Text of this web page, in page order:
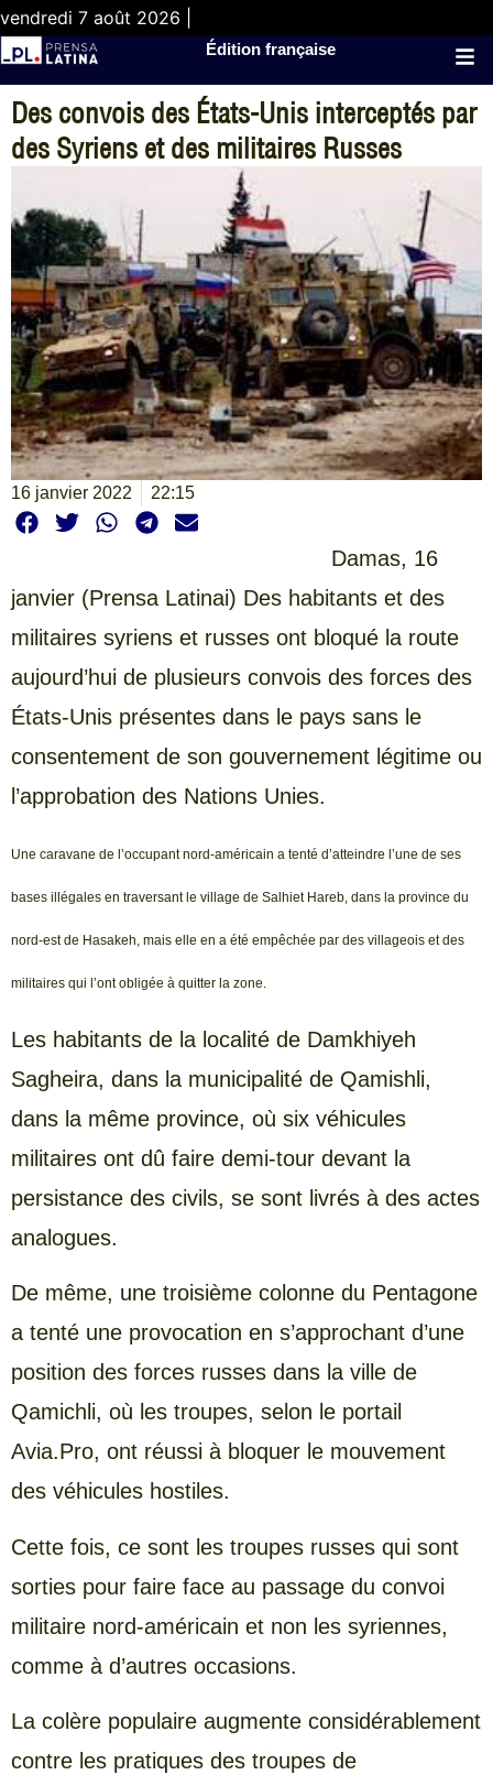
vendredi 7 août 2026 |
Édition française
Des convois des États-Unis interceptés par
des Syriens et des militaires Russes
16 janvier 2022 22:15
Damas, 16
janvier (Prensa Latinai) Des habitants et des
militaires syriens et russes ont bloqué la route
aujourd’hui de plusieurs convois des forces des
États-Unis présentes dans le pays sans le
consentement de son gouvernement légitime ou
l’approbation des Nations Unies.
Une caravane de l’occupant nord-américain a tenté d’atteindre l’une de ses
bases illégales en traversant le village de Salhiet Hareb, dans la province du
nord-est de Hasakeh, mais elle en a été empêchée par des villageois et des
militaires qui l’ont obligée à quitter la zone.
Les habitants de la localité de Damkhiyeh
Sagheira, dans la municipalité de Qamishli,
dans la même province, où six véhicules
militaires ont dû faire demi-tour devant la
persistance des civils, se sont livrés à des actes
analogues.
De même, une troisième colonne du Pentagone
a tenté une provocation en s’approchant d’une
position des forces russes dans la ville de
Qamichli, où les troupes, selon le portail
Avia.Pro, ont réussi à bloquer le mouvement
des véhicules hostiles.
Cette fois, ce sont les troupes russes qui sont
sorties pour faire face au passage du convoi
militaire nord-américain et non les syriennes,
comme à d’autres occasions.
La colère populaire augmente considérablement
contre les pratiques des troupes de